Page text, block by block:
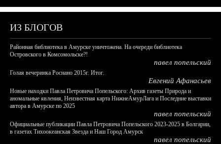
ИЗ БЛОГОВ
Районная библиотека в Амурске уничтожена. На очереди библиотека
Островского в Комсомольске?!
павел попельский
Голая вечеринка Роснано 2015г. Итог.
Евгений Афанасьев
Новые находки Павла Петровича Попельского: Архив газеты Природа и
аномальные явления, Неизвестная карта НижнеАмурЛага и Последние выставки
автора в Амурске по 2025
павел попельский
Официальные публикации Павла Петровича Попельского 2023-2025 в Болгарии,
в газетах Тихоокеанская Звезда и Наш Город Амурск
павел попельский